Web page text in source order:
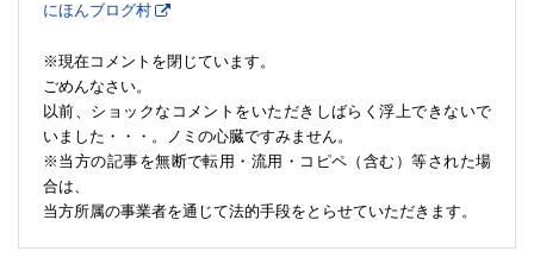
にほんブログ村
※現在コメントを閉じています。
ごめんなさい。
以前、ショックなコメントをいただきしばらく浮上できないで
いました・・・。ノミの心臓ですみません。
※当方の記事を無断で転用・流用・コピペ（含む）等された場
合は、
当方所属の事業者を通じて法的手段をとらせていただきます。